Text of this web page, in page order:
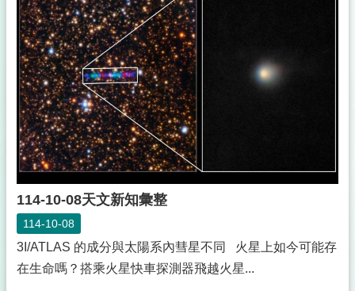
114-10-08天文新知彙整
114-10-08
3I/ATLAS 的成分與太陽系內彗星不同 火星上如今可能存
在生命嗎？搭乘火星快車探測器飛越火星...